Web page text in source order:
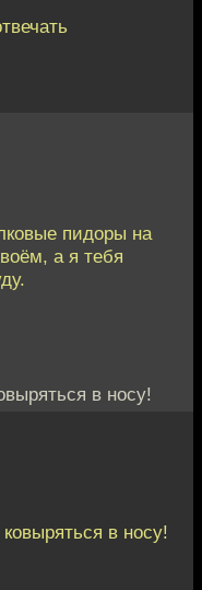
пидоры на
а я тебя
в носу!
в носу!